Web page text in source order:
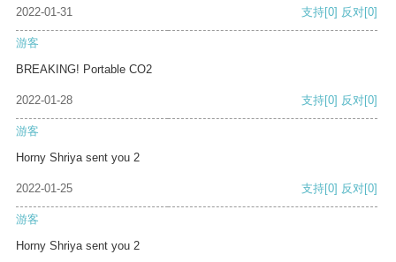
2022-01-31 支持[0] 反对[0]
游客
BREAKING! Portable CO2
2022-01-28 支持[0] 反对[0]
游客
Horny Shriya sent you 2
2022-01-25 支持[0] 反对[0]
游客
Horny Shriya sent you 2